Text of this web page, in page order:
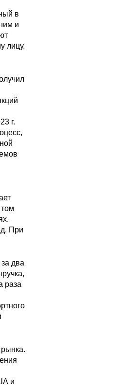
в
и
лицу,
г.
При
два
раза
и